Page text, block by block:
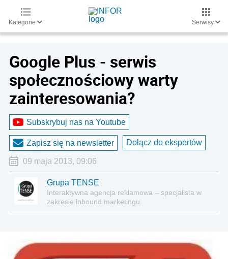
Kategorie Serwisy
Google Plus - serwis
społecznościowy warty
zainteresowania?
Subskrybuj nas na Youtube
Zapisz się na newsletter Dołącz do ekspertów
09 maja 2013, 09:06
Grupa TENSE
Interaktywna agencja reklamowa – specjalista w
zakresie inbound marketingu.